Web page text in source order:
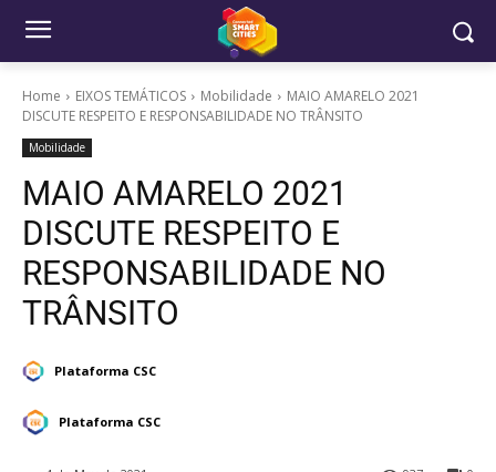
Home EIXOS TEMÁTICOS Mobilidade
MAIO AMARELO 2021
DISCUTE RESPEITO E RESPONSABILIDADE NO TRÂNSITO
Mobilidade
MAIO AMARELO 2021
DISCUTE RESPEITO E
RESPONSABILIDADE NO
TRÂNSITO
Plataforma CSC
Plataforma CSC